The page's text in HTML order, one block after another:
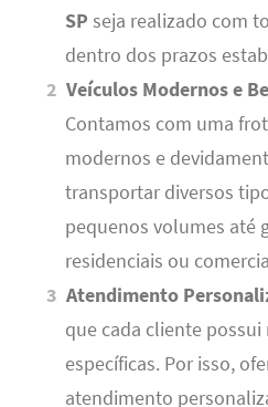
SP seja realizado com
dentro dos prazos
Veículos Modernos e
Contamos com uma
modernos e
transportar diversos
pequenos volumes até
residenciais ou
Atendimento
que cada cliente possui
específicas. Por isso,
atendimento